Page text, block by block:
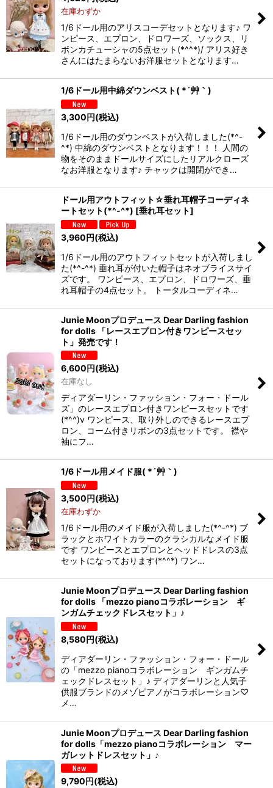
在庫わずか
1/6ドール用のアリスコーデセットとなります♪ ワ
ンピース、エプロン、ドロワーズ、ソックス、リ
ボンカチューシャの5点セット(*^^*)/ アリス好き
さんにはたまらないお洋服セットとなります…
1/6ドール用中綿ダウンベスト( *´艸｀)
3,300円(税込)
1/6ドール用のダウンベストが入荷しました(*^-
^*) 中綿のダウンベストとなります！！！ 人間の
物をそのままドールサイズにしたリアルクローズ
なお洋服となります♪ チャックは開閉ができ…
ドール用アウトフィット☆垂れ耳帽子コーディネ
ートセット(*^-^*) [垂れ耳セット]
3,960円(税込)
1/6ドール用のアウトフィットセットが入荷しまし
た(*^-^*) 垂れ耳が付いた帽子はネオブライスサイ
ズです。 ワンピース、エプロン、ドロワーズ、垂
れ耳帽子の4点セット。 トータルコーディネ…
Junie Moonプロデュース Dear Darling fashion
for dolls 「レースエプロン付きワンピースセッ
ト」発売です！
6,600円(税込)
在庫なし
ディアダーリン・ファッション・フォー・ドール
ズ」のレースエプロン付きワンピースセットです
(*^^)v ワンピース、取り外しのできるレースエプ
ロン、コーム付きリボンの3点セットです。 襟や
袖にフ…
1/6ドール用メイド服( *´艸｀)
3,500円(税込)
在庫わずか
1/6ドール用のメイド服が入荷しました(*^-^*) ブ
ラックとホワイトカラーのクラシカルなメイド服
です ワンピースとエプロンとヘッドドレスの3点
セットになっております(*^^*) ワン…
Junie Moonプロデュース Dear Darling fashion
for dolls 「mezzo pianoコラボレーション ギ
ンガムチェックドレスセット」♪
8,580円(税込)
ディアダーリン・ファッション・フォー・ドール
の「mezzo pianoコラボレーション ギンガムチ
ェックドレスセット」♪ ディアダーリンと人気子
供服ブランドのメゾピアノがコラボレーション♡
メ…
Junie Moonプロデュース Dear Darling fashion
for dolls「mezzo pianoコラボレーション マー
ガレットドレスセット」♪
9,790円(税込)